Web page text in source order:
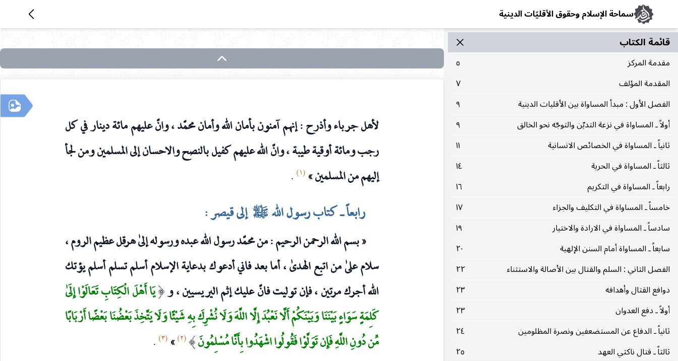
سماحة الإسلام وحقوق الأقليّات الدينية
قائمة الکتاب
مقدمة المركز
٥
المقدمة المؤلف
٧
الفصل الأول : مبدأ المساواة بين الأقليات الدينية
٩
أولاً ـ المساواة في نزعة التديّن والتوجّه نحو الخالق
٩
ثانياً ـ المساواة في الخصائص الانسانية
١١
ثالثاً ـ المساواة في الحرية
١٤
رابعاً ـ المساواة في التكريم
١٦
خامساً ـ المساواة في التكليف والجزاء
١٧
سادساً ـ المساواة في الارادة والاختيار
١٩
سابعاً ـ المساواة أمام السنن الإلهية
٢٠
الفصل الثاني : السلم والقتال بين الأصالة والاستثناء
٢٢
دوافع القتال وأهدافه
٢٣
أولاً ـ دفع العدوان
٢٣
ثانياً ـ الدفاع عن المستضعفين ونصرة المظلومين
٢٤
ثالثاً ـ قتال ناكثي العهد
٢٥
البحث
البحث
في
لأهل جرباء وأذرح : إنهم آمنون بأمان الله وأمان محمّد ، وانّ عليهم مائة دينار في كل
رجب ومائة أوقية طيبة ، وانّ الله عليهم كفيل بالنصح والاحسان إلى المسلمين ومن لجأ
إليهم من المسلمين »(١) .
رابعاً ـ كتاب رسول الله صلى‌الله‌عليه‌وآله إلى قيصر :
« بسم الله الرحمن الرحيم : من محمّد رسول الله عبده ورسوله إلىٰ هرقل عظيم الروم ،
سلام علىٰ من اتبع الهدىٰ ، أما بعد فاني أدعوك بدعاية الإسلام أسلم تسلم أسلم يؤتك
الله أجرك مرتين ، فإن توليت فانّ عليك إثم اليريسيين ، و (يَا أَهْلَ الْكِتَابِ تَعَالَوْا إِلَىٰ
كَلِمَةٍ سَوَاءٍ بَيْنَنَا وَبَيْنَكُمْ أَلَّا نَعْبُدَ إِلَّا اللَّهَ وَلَا نُشْرِكَ بِهِ شَيْئًا وَلَا يَتَّخِذَ بَعْضُنَا بَعْضًا أَرْبَابًا
مِّن دُونِ اللَّهِ فَإِن تَوَلَّوْا فَقُولُوا اشْهَدُوا بِأَنَّا مُسْلِمُونَ )(٢) »(٣) .